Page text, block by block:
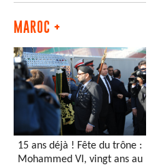
MAROC +
15 ans déjà ! Fête du trône :
Mohammed VI, vingt ans au